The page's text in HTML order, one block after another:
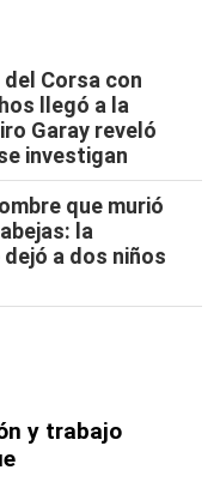
Corsa con
llegó a la
Garay reveló
investigan
que murió
la
a dos niños
y trabajo